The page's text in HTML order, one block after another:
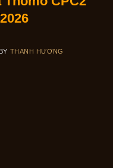
BY THANH HƯƠNG